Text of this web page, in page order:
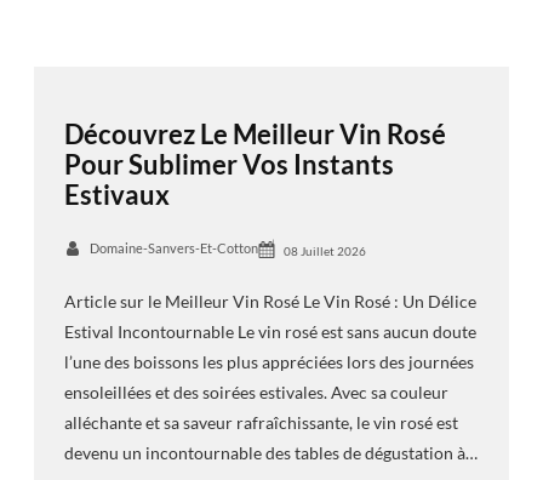
Découvrez Le Meilleur Vin Rosé
Pour Sublimer Vos Instants
Estivaux
Domaine-Sanvers-Et-Cotton 08 Juillet 2026
Article sur le Meilleur Vin Rosé Le Vin Rosé : Un Délice
Estival Incontournable Le vin rosé est sans aucun doute
l’une des boissons les plus appréciées lors des journées
ensoleillées et des soirées estivales. Avec sa couleur
alléchante et sa saveur rafraîchissante, le vin rosé est
devenu un incontournable des tables de dégustation à…